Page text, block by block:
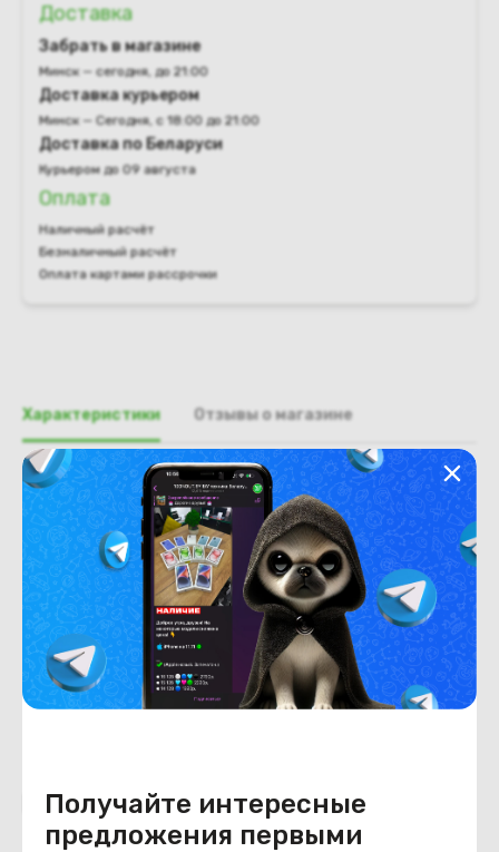
Получайте интересные
предложения первыми
Доставка
Забрать в магазине
Минск — сегодня, до 21:00
Доставка курьером
Минск — Сегодня, с 18:00 до 21:00
Доставка по Беларуси
Курьером до 09 августа
Оплата
Наличный расчёт
Безналичный расчёт
Оплата картами рассрочки
Характеристики Отзывы о магазине
Общая информация
Производитель
Lenovo
Тип товара
Крышка отсека wi-fi
Состояние
Состояние удовлетворительное
Похожие товары